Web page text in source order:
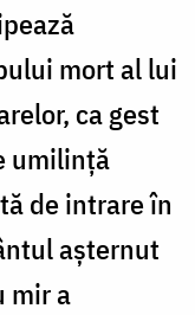
mort al lui
ca gest
umilinţă
de intrare în
aşternut
mir a